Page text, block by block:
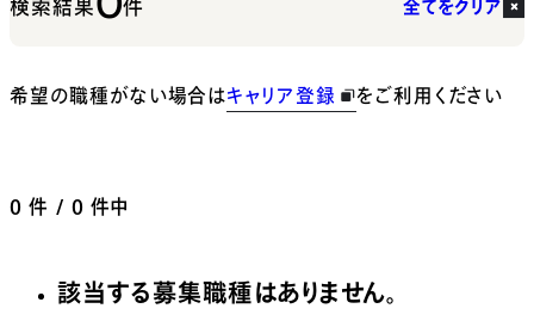
検索結果 件 全てをクリア
希望の職種がない場合はキャリア登録 をご利用ください
0 件 / 0 件中
該当する募集職種はありません。